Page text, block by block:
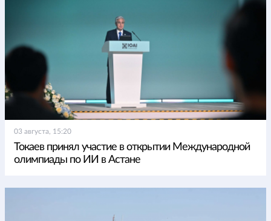
03 августа, 15:20
Токаев принял участие в открытии Международной
олимпиады по ИИ в Астане